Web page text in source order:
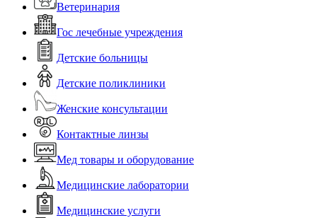
Ветеринария
Гос лечебные учреждения
Детские больницы
Детские поликлиники
Женские консультации
Контактные линзы
Мед товары и оборудование
Медицинские лаборатории
Медицинские услуги